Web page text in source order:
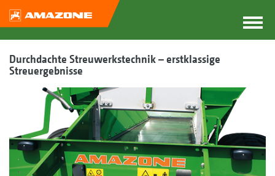
Durchdachte Streuwerkstechnik – erstklassige
Streuergebnisse